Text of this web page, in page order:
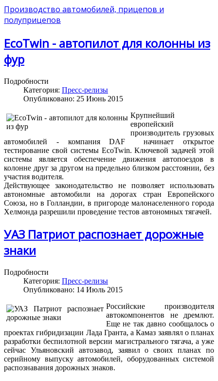
Производство автомобилей, прицепов и
полуприцепов
EcoTwin - автопилот для колонны из
фур
Подробности
Категория: Пресс-релизы
Опубликовано: 25 Июнь 2015
Крупнейший
европейский
производитель грузовых
автомобилей - компания DAF начинает открытое
тестирование свой системы EcoTwin. Ключевой задачей этой
системы является обеспечение движения автопоездов в
колонне друг за другом на предельно близком расстоянии, без
участия водителя.
Действующее законодательство не позволяет использовать
автономные автомобили на дорогах стран Европейского
Союза, но в Голландии, в пригороде малонаселенного города
Хелмонда разрешили проведение тестов автономных тягачей.
УАЗ Патриот распознает дорожные
знаки
Подробности
Категория: Пресс-релизы
Опубликовано: 14 Июль 2015
Российские производителя
автокомпонентов не дремлют.
Еще не так давно сообщалось о
проектах гибридизации Лада Гранта, а Камаз заявлял о планах
разработки беспилотной версии магистрального тягача, а уже
сейчас Ульяновский автозавод, заявил о своих планах по
серийному выпуску автомобилей, оборудованных системой
распознавания дорожных знаков.